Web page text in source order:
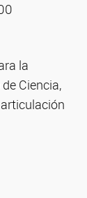
la
Ciencia,